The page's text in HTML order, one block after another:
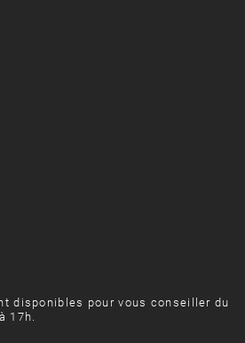
disponibles pour vous conseiller du
17h.